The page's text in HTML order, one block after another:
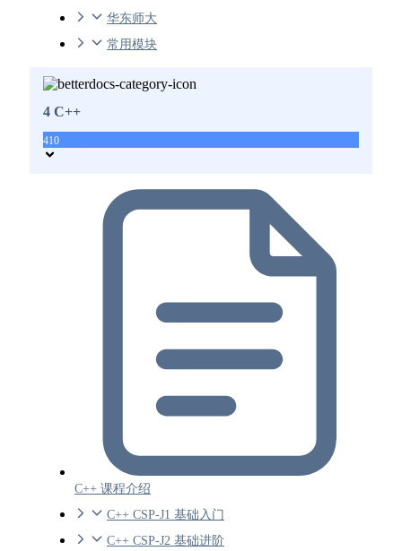
华东师大
常用模块
4 C++
410
C++ 课程介绍
C++ CSP-J1 基础入门
C++ CSP-J2 基础进阶